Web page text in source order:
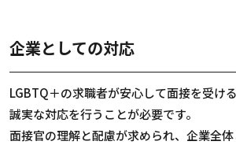
企業としての対応
LGBTQ＋の求職者が安心して面接を受け
誠実な対応を行うことが必要です。
面接官の理解と配慮が求められ、企業全